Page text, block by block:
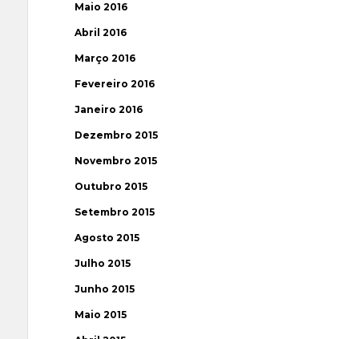
Maio 2016
Abril 2016
Março 2016
Fevereiro 2016
Janeiro 2016
Dezembro 2015
Novembro 2015
Outubro 2015
Setembro 2015
Agosto 2015
Julho 2015
Junho 2015
Maio 2015